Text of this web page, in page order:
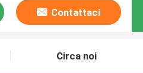
Contattaci
Circa noi